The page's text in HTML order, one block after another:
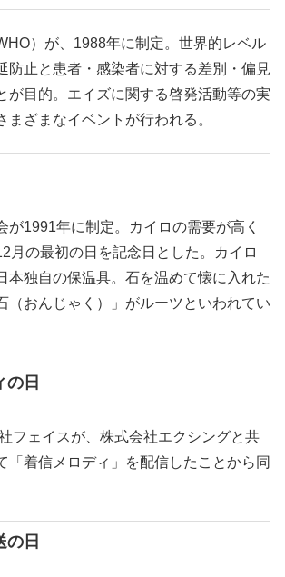
）が、1988年に制定。世界的レベル
防止と患者・感染者に対する差別・偏見
が目的。エイズに関する啓発活動等の実
まざまなイベントが行われる。
が1991年に制定。カイロの需要が高く
月の最初の日を記念日とした。カイロ
本独自の保温具。石を温めて懐に入れた
（おんじゃく）」がルーツといわれてい
の日
フェイスが、株式会社エクシングと共
「着信メロディ」を配信したことから同
の日